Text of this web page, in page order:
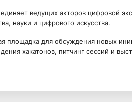
ведущих акторов цифровой
науки и цифрового искусства.
площадка для обсуждения новых
хакатонов, питчинг сессий и